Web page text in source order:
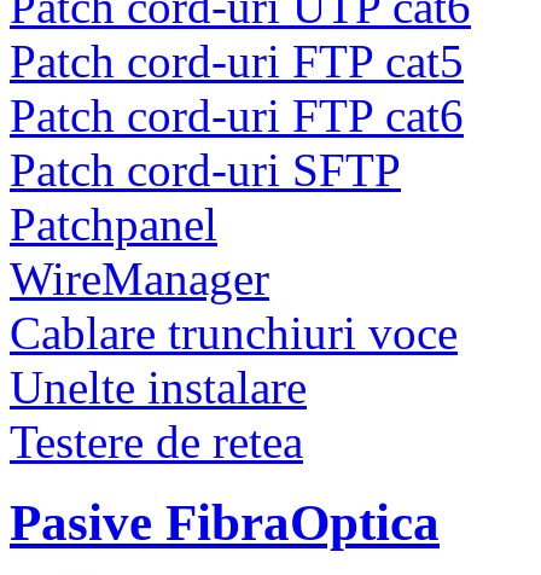
Patch cord-uri FTP cat5
Patch cord-uri FTP cat6
Patch cord-uri SFTP
Patchpanel
WireManager
Cablare trunchiuri voce
Unelte instalare
Testere de retea
Pasive FibraOptica